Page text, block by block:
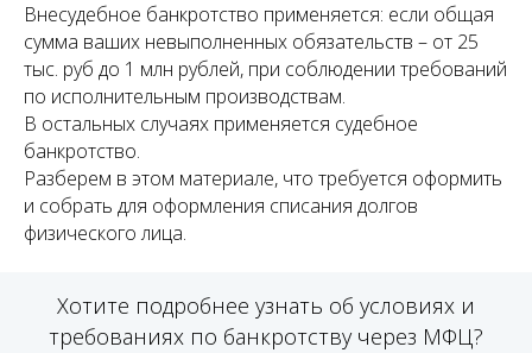
Внесудебное банкротство применяется: если общая
сумма ваших невыполненных обязательств – от 25
тыс. руб до 1 млн рублей, при соблюдении требований
по исполнительным производствам.
В остальных случаях применяется судебное
банкротство.
Разберем в этом материале, что требуется оформить
и собрать для оформления списания долгов
физического лица.
Хотите подробнее узнать об условиях и
требованиях по банкротству через МФЦ?